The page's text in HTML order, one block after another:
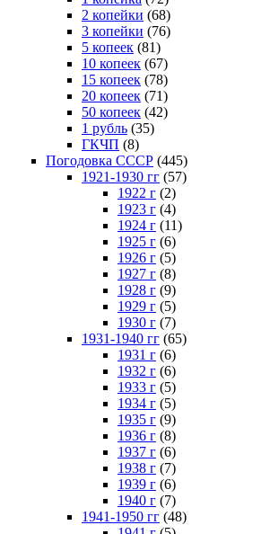
2 копейки (68)
3 копейки (76)
5 копеек (81)
10 копеек (67)
15 копеек (78)
20 копеек (71)
50 копеек (42)
1 рубль (35)
ГКЧП (8)
Погодовка СССР (445)
1921-1930 гг (57)
1922 г (2)
1923 г (4)
1924 г (11)
1925 г (6)
1926 г (5)
1927 г (8)
1928 г (9)
1929 г (5)
1930 г (7)
1931-1940 гг (65)
1931 г (6)
1932 г (6)
1933 г (5)
1934 г (5)
1935 г (9)
1936 г (8)
1937 г (6)
1938 г (7)
1939 г (6)
1940 г (7)
1941-1950 гг (48)